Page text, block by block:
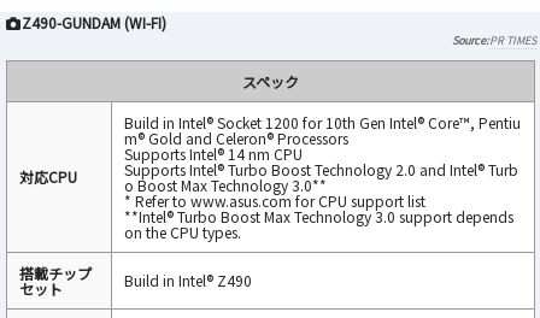
Z490-GUNDAM (WI-FI)
PR TIMES
スペック
対応CPU
Build in Intel® Socket 1200 for 10th Gen Intel® Core™, Pentiu
m® Gold and Celeron® Processors
Supports Intel® 14 nm CPU
Supports Intel® Turbo Boost Technology 2.0 and Intel® Turb
o Boost Max Technology 3.0**
* Refer to www.asus.com for CPU support list
**Intel® Turbo Boost Max Technology 3.0 support depends
on the CPU types.
搭載チップ
セット Build in Intel® Z490